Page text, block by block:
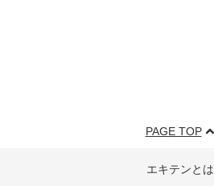
PAGE TOP
エキテンとは